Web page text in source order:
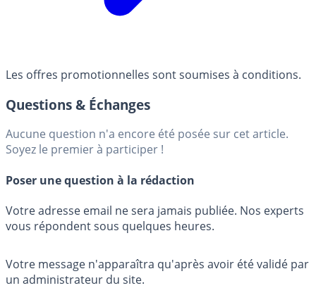
Les offres promotionnelles sont soumises à conditions.
Questions & Échanges
Aucune question n'a encore été posée sur cet article.
Soyez le premier à participer !
Poser une question à la rédaction
Votre adresse email ne sera jamais publiée. Nos experts
vous répondent sous quelques heures.
Votre message n'apparaîtra qu'après avoir été validé par
un administrateur du site.